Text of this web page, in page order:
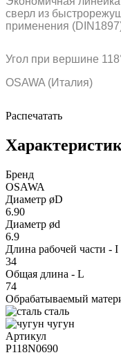
сверл из
применения
Угол при вершине
OSAWA (Италия)
Распечатать
Бренд
OSAWA
Диаметр øD
6.90
Диаметр ød
6.9
Длина рабочей части - I
34
Общая длина - L
74
Обрабатываемый
сталь
чугун
Артикул
P118N0690